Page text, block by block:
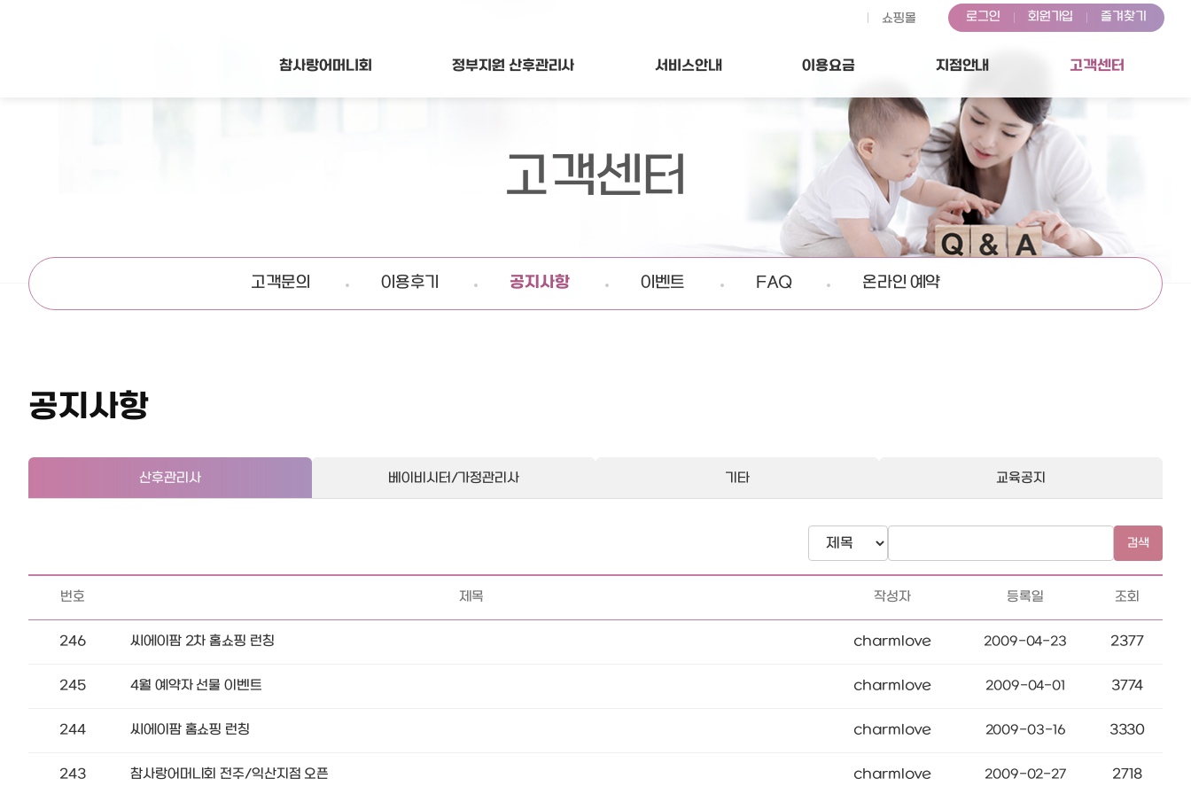
쇼핑몰 로그인 회원가입 즐겨찾기
참사랑어머니회 정부지원 산후관리사 서비스안내 이용요금 지점안내 고객센터
고객센터
고객문의 이용후기 공지사항 이벤트 FAQ 온라인 예약
공지사항
산후관리사 베이비시터/가정관리사 기타 교육공지
검색
번호 제목 작성자 등록일 조회
246 씨에이팜 2차 홈쇼핑 런칭 charmlove 2009-04-23 2377
245 4월 예약자 선물 이벤트 charmlove 2009-04-01 3774
244 씨에이팜 홈쇼핑 런칭 charmlove 2009-03-16 3330
243 참사랑어머니회 전주/익산지점 오픈 charmlove 2009-02-27 2718